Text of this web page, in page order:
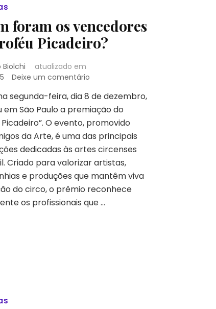
Pega
a
foram os vencedores
Picadeiro?
Biolchi
atualizado em
Deixe um comentárioem
foram
os
vencedores
Troféu
Picadeiro?
segunda-feira, dia 8 de dezembro,
em São Paulo a premiação do
O evento, promovido
da Arte, é uma das principais
dedicadas às artes circenses
Criado para valorizar artistas,
e produções que mantêm viva
do circo, o prêmio reconhece
os profissionais que …